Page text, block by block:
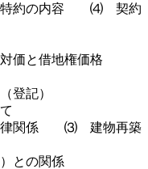
の内容 ⑷ 契約
価と借地権価格
登記）
関係 ⑶ 建物再築
との関係